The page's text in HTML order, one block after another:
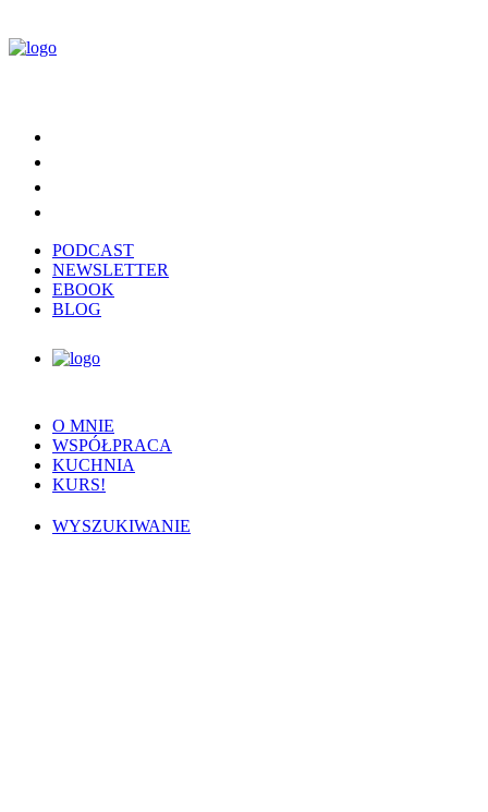
PODCAST
NEWSLETTER
EBOOK
BLOG
O MNIE
WSPÓŁPRACA
KUCHNIA
KURS!
WYSZUKIWANIE